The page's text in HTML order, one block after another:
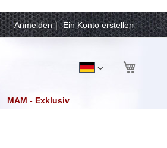
Anmelden Ein Konto erstellen
SpracheDeutsch
MAM - Exklusiv